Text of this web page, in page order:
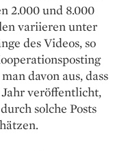
2.000 und 8.000
variieren unter
des Videos, so
davon aus, dass
veröffentlicht,
solche Posts